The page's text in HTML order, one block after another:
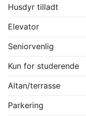
Husdyr tilladt
Elevator
Seniorvenlig
Kun for studerende
Altan/terrasse
Parkering